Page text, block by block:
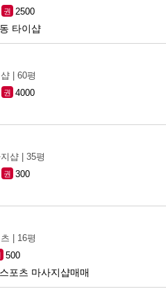
권 2500
타이샵
| 60평
권 4000
샵 | 35평
권 300
| 16평
500
포츠 마사지샵매매